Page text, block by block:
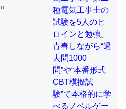
学の大問題＝「昆虫はなぜ海にいな
ムも酸素も不足してて両方に不
のでは」とあって面白い。海に
ウミグモ）はカルシウムを使わ
形式CBT